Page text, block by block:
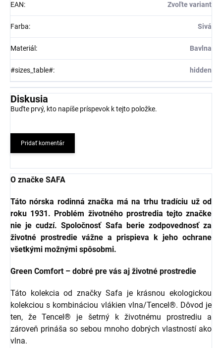
EAN: Zvoľte variant
Farba: Sivá
Materiál : Bavlna
#sizes_table#: hidden
Diskusia
Buďte prvý, kto napíše príspevok k tejto položke.
Pridať komentár
O značke SAFA
Táto nórska rodinná značka má na trhu tradíciu už od
roku 1931. Problém životného prostredia tejto značke
nie je cudzí. Spoločnosť Safa berie zodpovednosť za
životné prostredie vážne a prispieva k jeho ochrane
všetkými možnými spôsobmi.
Green Comfort – dobré pre vás aj životné prostredie
Táto kolekcia od značky Safa je krásnou ekologickou
kolekciou s kombináciou vlákien vlna/Tencel®. Dôvod je
ten, že Tencel® je šetrný k životnému prostrediu a
zároveň prináša so sebou mnoho dobrých vlastností ako
vlna.